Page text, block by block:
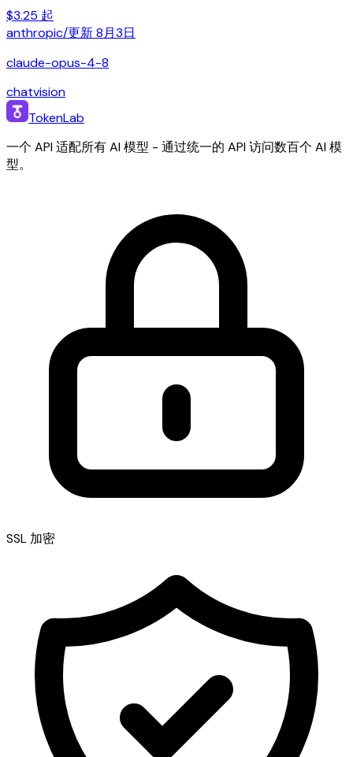
$3.25 起
anthropic/更新8月3日
claude-opus-4-8
chatvision
TokenLab
一个 API 适配所有 AI 模型 - 通过统一的 API 访问数百个 AI 模
型。
SSL 加密